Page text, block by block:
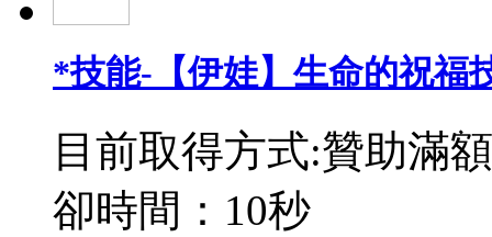
*技能-【伊娃】生命的祝福
目前取得方式:贊助滿
卻時間：10秒